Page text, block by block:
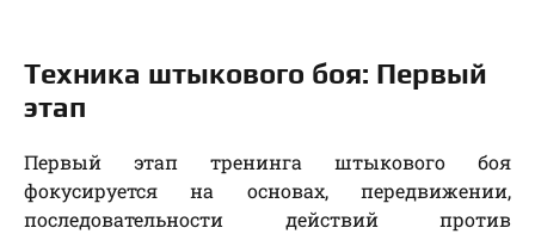
Техника штыкового боя: Первый
этап
Первый этап тренинга штыкового боя
фокусируется на основах, передвижении,
последовательности действий против